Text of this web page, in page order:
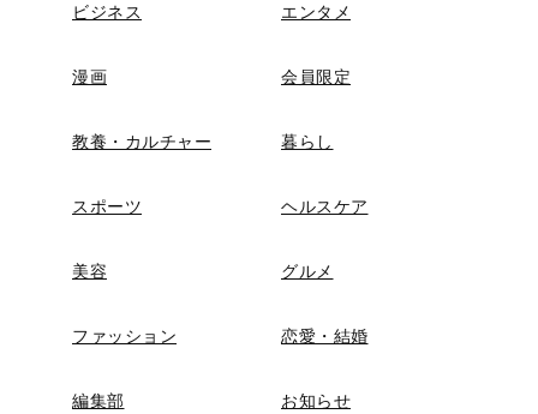
ビジネス エンタメ
漫画 会員限定
教養・カルチャー 暮らし
スポーツ ヘルスケア
美容 グルメ
ファッション 恋愛・結婚
編集部 お知らせ